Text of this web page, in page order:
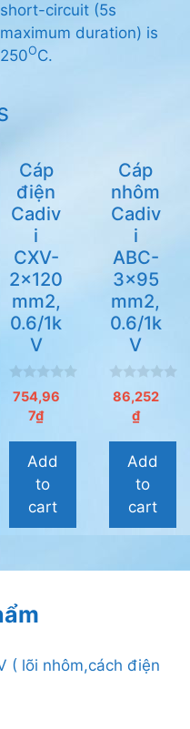
short-circuit (5s
maximum duration) is
250OC.
Cáp
điện
Cadiv
i
CXV-
2x120
mm2,
0.6/1k
V
0
n
à
754,96
7₫
Add
to
cart
Cáp
nhôm
Cadiv
i
ABC-
3x95
mm2,
0.6/1k
V
0
n
à
86,252
₫
Add
to
cart
( lõi nhôm,cách điện